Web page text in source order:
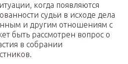
когда появляются
судьи в исходе дела
и другим отношениям с
быть рассмотрен вопрос о
в собрании